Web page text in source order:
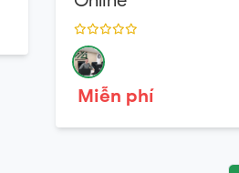
Miễn phí